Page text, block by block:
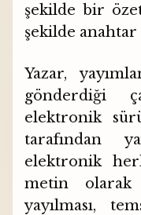
şekilde bir
şekilde anahtar
Yazar,
gönderdiği
elektronik
tarafından
elektronik
metin olarak
yayılması,